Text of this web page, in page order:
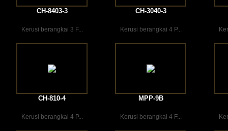
CH-8403-3
Kerusi berangkai 3 F...
CH-3040-3
Kerusi berangkai 4 P...
CH-810-4
Kerusi berangkai 4 P...
MPP-9B
Kerusi berangkai 4 F...